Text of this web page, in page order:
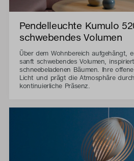
Pendelleuchte Kumulo
schwebendes Volumen
Über dem Wohnbereich aufgehängt,
sanft schwebendes Volumen,
schneebeladenen Bäumen. Ihre
Licht und prägt die Atmosphäre
kontinuierliche Präsenz.